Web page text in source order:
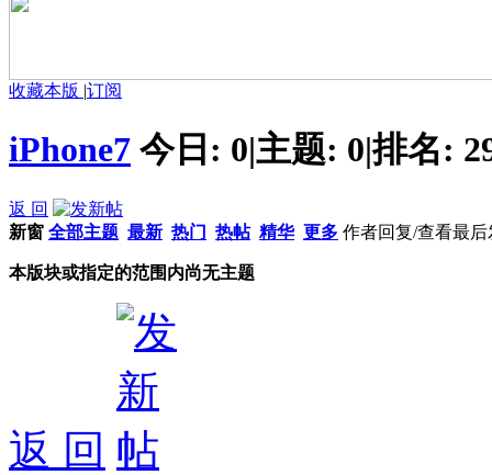
收藏本版 |订阅
iPhone7 今日: 0|主题: 0|排名:
返 回
新窗 全部主题 最新 热门 热帖 精华 更多 作者回复/查看最后
本版块或指定的范围内尚无主题
返 回